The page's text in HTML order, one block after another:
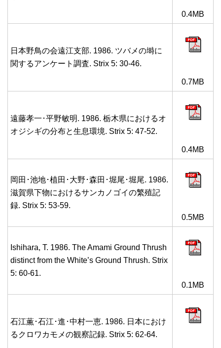
0.4MB
日本野鳥の会遠江支部. 1986. ツバメの塒に
関するアンケート調査. Strix 5: 30-46.
0.7MB
遠藤孝一･平野敏明. 1986. 栃木県におけるオ
オジシギの分布と生息環境. Strix 5: 47-52.
0.4MB
岡田･池地･植田･大野･森田･堀尾･堀尾. 1986.
滋賀県下物におけるサンカノゴイの繁殖記
録. Strix 5: 53-59.
0.5MB
Ishihara, T. 1986. The Amami Ground Thrush
distinct from the White’s Ground Thrush. Strix
5: 60-61.
0.1MB
石江薫･石江･進･中村一恵. 1986. 日本におけ
るクロワカモメの観察記録. Strix 5: 62-64.